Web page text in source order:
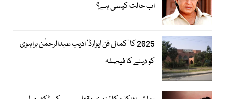
اب حالت کیسی ہے؟
2025 کا ’کمال فن ایوارڈ‘ ادیب عبدالرحمٰن براہوی
کو دینے کا فیصلہ